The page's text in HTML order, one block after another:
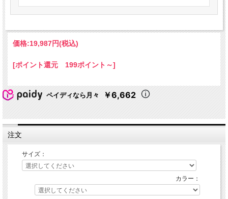
価格:19,987円(税込)
[ポイント還元 199ポイント～]
ペイディなら月々 ￥6,662
注文
サイズ：
カラー：